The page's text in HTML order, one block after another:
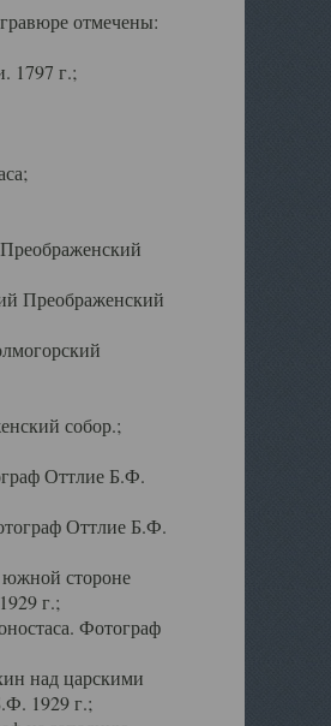
отмечены:
1797 г.;
Преображенский
собор.;
Оттлие Б.Ф.
Оттлие Б.Ф.
стороне
г.;
Фотограф
над царскими
1929 г.;